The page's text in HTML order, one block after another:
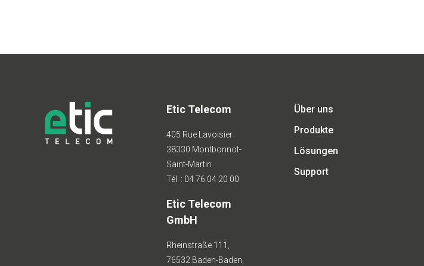
Etic Telecom
405 Rue Lavoisier
38330 Montbonnot-
Saint-Martin
Tél. : 04 76 04 20 00
Etic Telecom
GmbH
Rheinstraße 111,
76532 Baden-Baden,
Über uns
Produkte
Lösungen
Support